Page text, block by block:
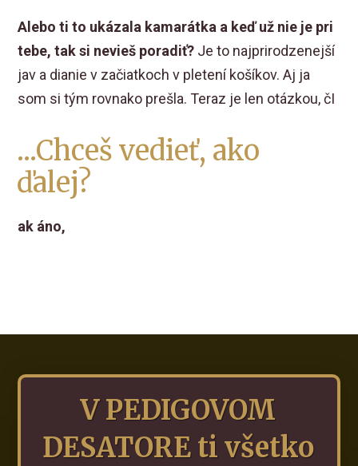
Alebo ti to ukázala kamarátka a keď už nie je pri
tebe, tak si nevieš poradiť? Je to najprirodzenejší
jav a dianie v začiatkoch v pletení košíkov. Aj ja
som si tým rovnako prešla. Teraz je len otázkou, čI
...Chceš vedieť, ako
ďalej?
ak áno,
V PEDIGOVOM
DESATORE ti všetko